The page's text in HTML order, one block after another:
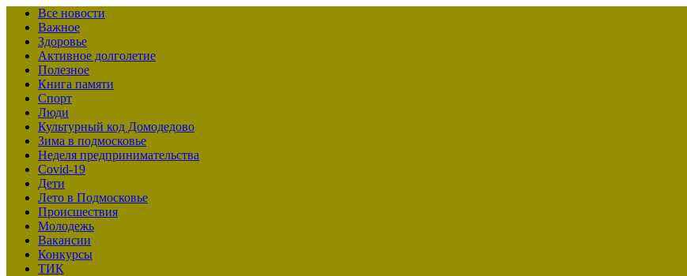
Все новости
Важное
Здоровье
Активное долголетие
Полезное
Книга памяти
Спорт
Люди
Культурный код Домодедово
Зима в подмосковье
Неделя предпринимательства
Covid-19
Дети
Лето в Подмосковье
Происшествия
Молодежь
Вакансии
Конкурсы
ТИК